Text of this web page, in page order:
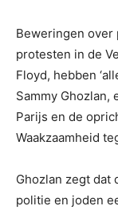
Beweringen
protesten in de
Floyd, hebben
Sammy
Parijs en de
Waakzaamheid
Ghozlan zegt dat
politie en joden